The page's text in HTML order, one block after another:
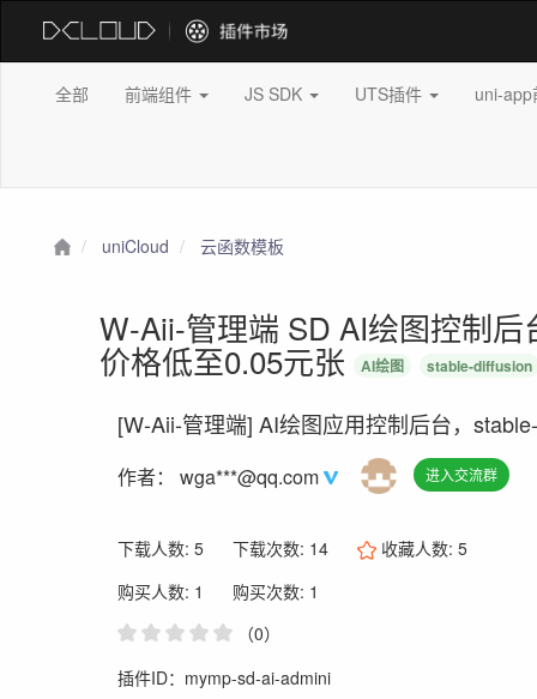
全部 前端组件 JS SDK UTS插件 uni-
uniCloud 云函数模板
W-Aii-管理端 SD AI绘图控制
价格低至0.05元张 AI绘图 stable-diffusion
[W-Aii-管理端] AI绘图应用控制后台，
作者：wga***@qq.com 进入交流群
下载人数: 5 下载次数: 14 收藏人数:5
购买人数: 1
购买次数: 1
（0）
插件ID：mymp-sd-ai-admini